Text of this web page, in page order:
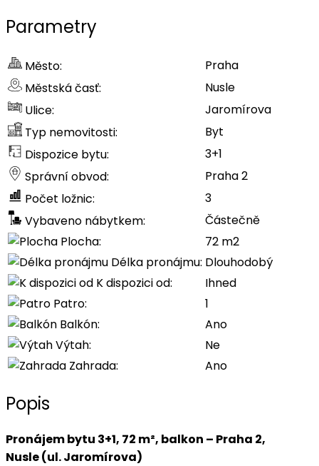
Parametry
Město:
Praha
Městská časť:
Nusle
Ulice:
Jaromírova
Typ nemovitosti:
Byt
Dispozice bytu:
3+1
Správní obvod:
Praha 2
Počet ložnic:
3
Vybaveno nábytkem:
Částečně
Plocha:
72 m2
Délka pronájmu: Dlouhodobý
K dispozici od:
Ihned
Patro:
1
Balkón:
Ano
Výtah:
Ne
Zahrada:
Ano
Popis
Pronájem bytu 3+1, 72 m², balkon – Praha 2,
Nusle (ul. Jaromírova)